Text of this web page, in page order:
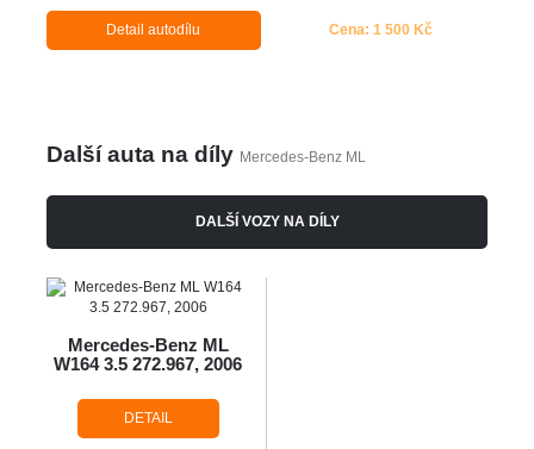
Detail autodílu Cena: 1 500 Kč
Další auta na díly Mercedes-Benz ML
DALŠÍ VOZY NA DÍLY
Mercedes-Benz ML
W164 3.5 272.967, 2006
DETAIL